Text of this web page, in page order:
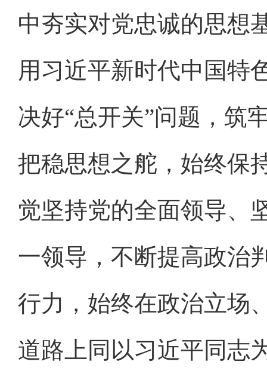
中夯实对党忠诚的思想
用习近平新时代中国特
决好“总开关”问题，筑
把稳思想之舵，始终保
觉坚持党的全面领导、
一领导，不断提高政治
行力，始终在政治立场
道路上同以习近平同志